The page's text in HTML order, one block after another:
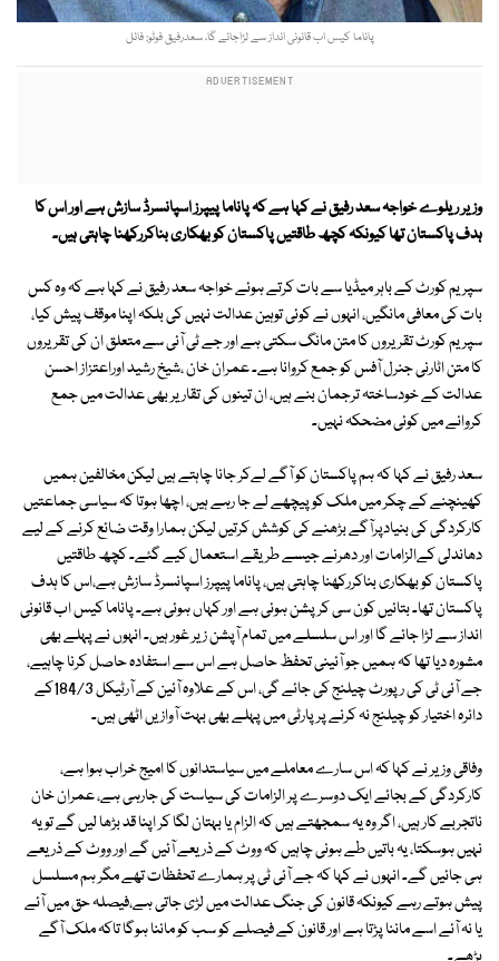
پاناما کیس اب قانونی انداز سے لڑاجائے گا، سعدرفیق فوٹو: فائل
وزیر ریلوے خواجہ سعد رفیق نے کہا ہے کہ پاناما پیپرز اسپانسرڈ سازش ہے اور اس کا
ہدف پاکستان تھا کیونکہ کچھ طاقتیں پاکستان کو بھکاری بناکررکھنا چاہتی ہیں۔
سپریم کورٹ کے باہر میڈیا سے بات کرتے ہوئے خواجہ سعد رفیق نے کہا ہے کہ وہ کس
بات کی معافی مانگیں، انہوں نے کوئی توہین عدالت نہیں کی بلکہ اپنا موقف پیش کیا،
سپریم کورٹ تقریروں کا متن مانگ سکتی ہے اور جے ٹی آئی سے متعلق ان کی تقریروں
کا متن اٹارنی جنرل آفس کو جمع کروانا ہے۔ عمران خان ،شیخ رشید اوراعتزاز احسن
عدالت کے خودساختہ ترجمان بنے ہیں، ان تینوں کی تقاریر بھی عدالت میں جمع
کروانے میں کوئی مضحکہ نہیں۔
سعد رفیق نے کہا کہ ہم پاکستان کو آگے لےکر جانا چاہتے ہیں لیکن مخالفین ہمیں
کھینچنے کے چکر میں ملک کو پیچھے لے جا رہے ہیں، اچھا ہوتا کہ سیاسی جماعتیں
کارکردگی کی بنیادپرآگے بڑھنے کی کوشش کرتیں لیکن ہمارا وقت ضائع کرنے کے لیے
دھاندلی کےالزامات اور دھرنے جیسے طریقے استعمال کیے گئے۔ کچھ طاقتیں
پاکستان کو بھکاری بناکررکھنا چاہتی ہیں، پاناما پیپرز اسپانسرڈ سازش ہے،اس کا ہدف
پاکستان تھا۔ بتائیں کون سی کرپشن ہوئی ہے اور کہاں ہوئی ہے۔ پاناما کیس اب قانونی
انداز سے لڑا جائے گا اور اس سلسلے میں تمام آپشن زیر غور ہیں۔ انہوں نے پہلے بھی
مشورہ دیا تھا کہ ہمیں جو آئینی تحفظ حاصل ہے اس سے استفادہ حاصل کرنا چاہیے،
جے آئی ٹی کی رپورٹ چیلنج کی جائے گی، اس کے علاوہ آئین کے آرٹیکل 184/3کے
دائرہ اختیار کو چیلنج نہ کرنے پر پارٹی میں پہلے بھی بہت آوازیں اٹھی ہیں۔
وفاقی وزیر نے کہا کہ اس سارے معاملے میں سیاستدانوں کا امیج خراب ہوا ہے،
کارکردگی کے بجائے ایک دوسرے پر الزامات کی سیاست کی جارہی ہے، عمران خان
ناتجربے کار ہیں، اگر وہ یہ سمجھتے ہیں کہ الزام یا بہتان لگا کر اپنا قد بڑھا لیں گے تو یہ
نہیں ہوسکتا، یہ باتیں طے ہونی چاہیں کہ ووٹ کے ذریعے آئیں گے اور ووٹ کے ذریعے
ہی جائیں گے۔ انہوں نے کہا کہ جے آئی ٹی پر ہمارے تحفظات تھے مگر ہم مسلسل
پیش ہوتے رہے کیونکہ قانون کی جنگ عدالت میں لڑی جاتی ہے،فیصلہ حق میں آئے
یا نہ آئے اسے ماننا پڑتا ہے اور قانون کے فیصلے کو سب کو ماننا ہوگا تاکہ ملک آگے